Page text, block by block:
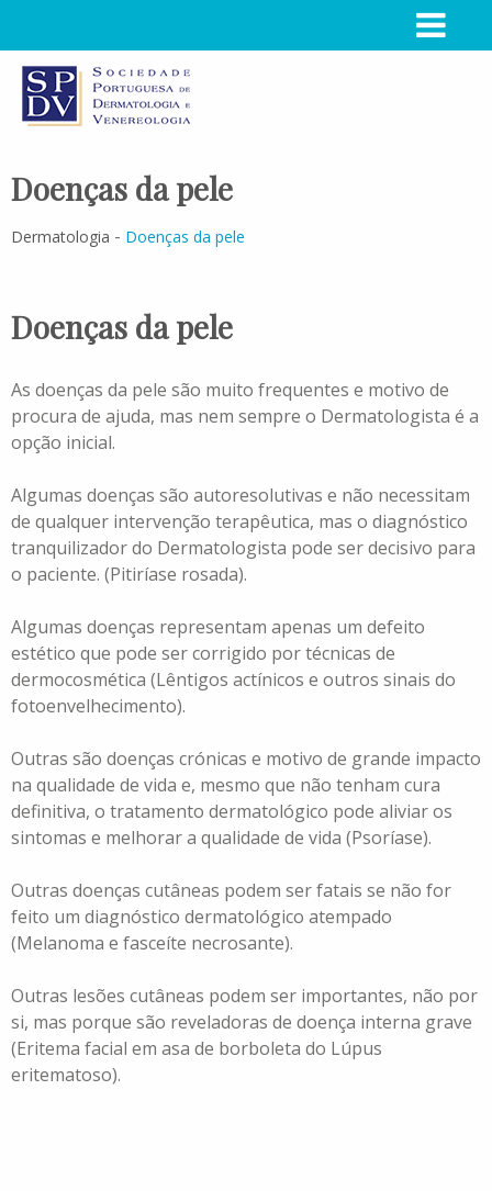
Doenças da pele
Dermatologia - Doenças da pele
Doenças da pele
As doenças da pele são muito frequentes e motivo de
procura de ajuda, mas nem sempre o Dermatologista é a
opção inicial.
Algumas doenças são autoresolutivas e não necessitam
de qualquer intervenção terapêutica, mas o diagnóstico
tranquilizador do Dermatologista pode ser decisivo para
o paciente. (Pitiríase rosada).
Algumas doenças representam apenas um defeito
estético que pode ser corrigido por técnicas de
dermocosmética (Lêntigos actínicos e outros sinais do
fotoenvelhecimento).
Outras são doenças crónicas e motivo de grande impacto
na qualidade de vida e, mesmo que não tenham cura
definitiva, o tratamento dermatológico pode aliviar os
sintomas e melhorar a qualidade de vida (Psoríase).
Outras doenças cutâneas podem ser fatais se não for
feito um diagnóstico dermatológico atempado
(Melanoma e fasceíte necrosante).
Outras lesões cutâneas podem ser importantes, não por
si, mas porque são reveladoras de doença interna grave
(Eritema facial em asa de borboleta do Lúpus
eritematoso).